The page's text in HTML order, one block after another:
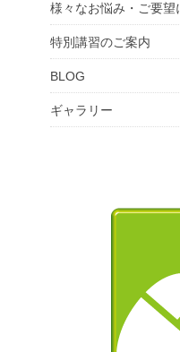
様々なお悩み・ご要望
特別講習のご案内
BLOG
ギャラリー